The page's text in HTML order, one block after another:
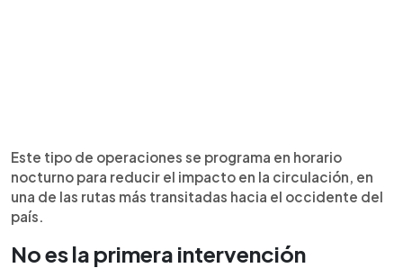
Este tipo de operaciones se programa en horario
nocturno para reducir el impacto en la circulación, en
una de las rutas más transitadas hacia el occidente del
país.
No es la primera intervención